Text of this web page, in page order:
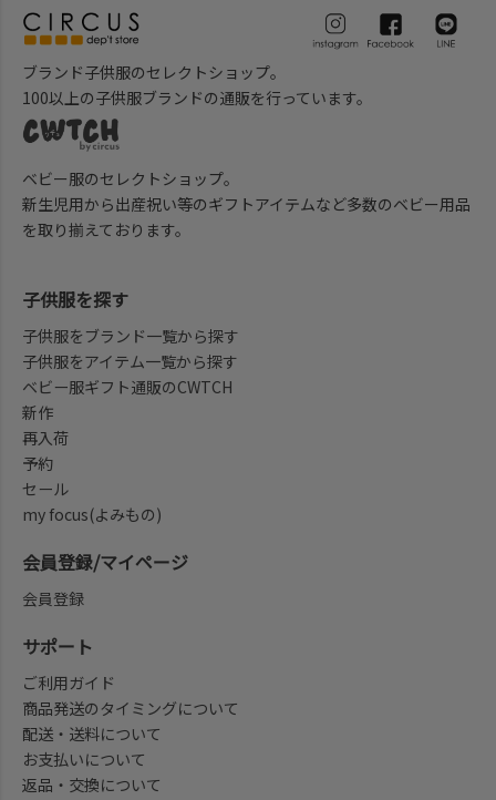
ブランド子供服のセレクトショップ。
100以上の子供服ブランドの通販を行っています。
ベビー服のセレクトショップ。
新生児用から出産祝い等のギフトアイテムなど多数のベビー用品
を取り揃えております。
子供服を探す
子供服をブランド一覧から探す
子供服をアイテム一覧から探す
ベビー服ギフト通販のCWTCH
新作
再入荷
予約
セール
my focus(よみもの)
会員登録/マイページ
会員登録
サポート
ご利用ガイド
商品発送のタイミングについて
配送・送料について
お支払いについて
返品・交換について